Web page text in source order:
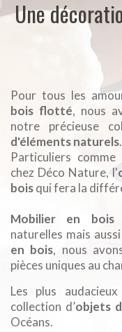
Une
Pour tous les
bois flotté, nous
notre précieuse
d'éléments naturels.
Particuliers comme
chez Déco Nature, l'
boisqui fera la
Mobilier en
naturelles mais aussi
en bois, nous
pièces uniques au
Les plus
collection d’objets
Océans.